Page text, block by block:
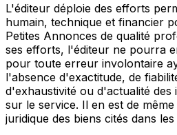
L'éditeur déploie des efforts
humain, technique et financier
Petites Annonces de qualité
ses efforts, l'éditeur ne pourra
pour toute erreur involontaire
l'absence d'exactitude, de
d'exhaustivité ou d'actualité des
sur le service. Il en est de
juridique des biens cités dans